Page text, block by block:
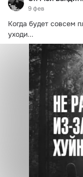
9 фев
Когда будет совсем
уходи...